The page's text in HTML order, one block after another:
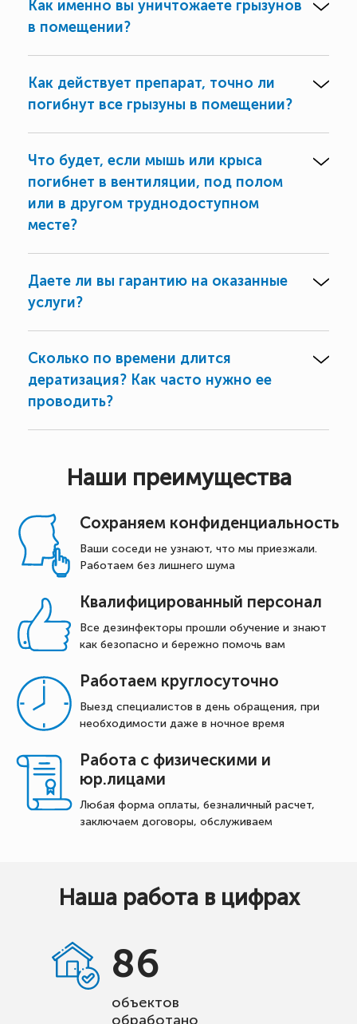
Как именно вы уничтожаете грызунов
в помещении?
Как действует препарат, точно ли
погибнут все грызуны в помещении?
Что будет, если мышь или крыса
погибнет в вентиляции, под полом
или в другом труднодоступном
месте?
Даете ли вы гарантию на оказанные
услуги?
Сколько по времени длится
дератизация? Как часто нужно ее
проводить?
Наши преимущества
Сохраняем конфиденциальность
Ваши соседи не узнают, что мы приезжали.
Работаем без лишнего шума
Квалифицированный персонал
Все дезинфекторы прошли обучение и знают
как безопасно и бережно помочь вам
Работаем круглосуточно
Выезд специалистов в день обращения, при
необходимости даже в ночное время
Работа с физическими и
юр.лицами
Любая форма оплаты, безналичный расчет,
заключаем договоры, обслуживаем
Наша работа в цифрах
86
объектов
обработано